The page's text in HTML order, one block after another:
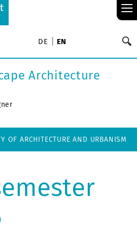
≡
DE EN
Architecture
OF ARCHITECTURE AND URBANISM